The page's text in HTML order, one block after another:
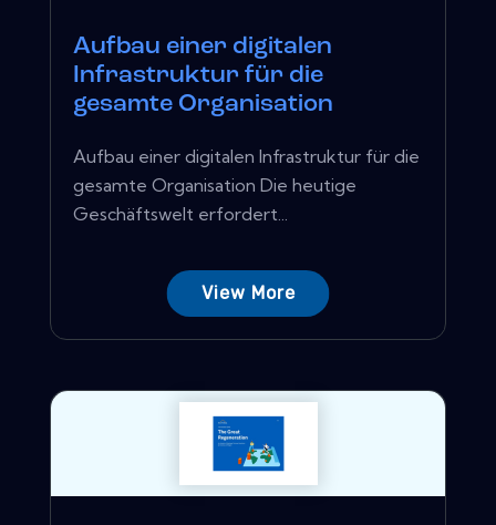
Aufbau einer digitalen
Infrastruktur für die
gesamte Organisation
Aufbau einer digitalen Infrastruktur für die
gesamte Organisation Die heutige
Geschäftswelt erfordert...
View More